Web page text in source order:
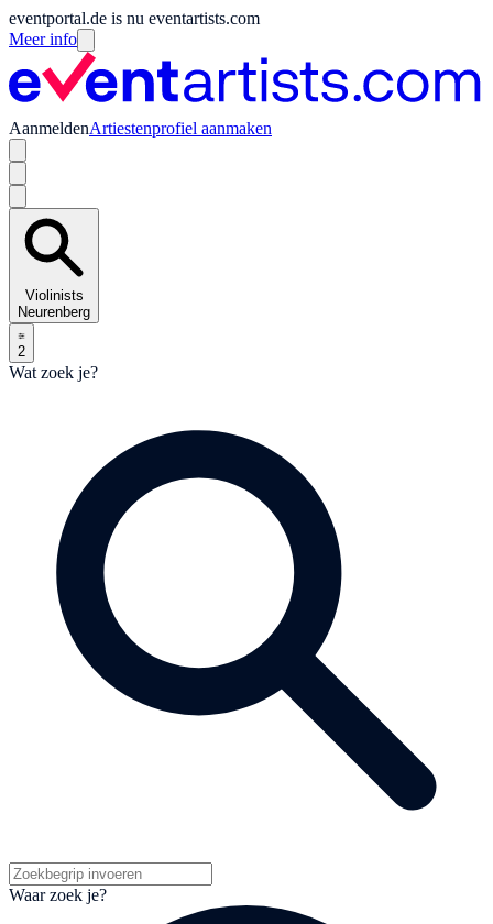
eventportal.de is nu eventartists.com
Meer info
AanmeldenArtiestenprofiel aanmaken
Violinists
Neurenberg
2
Wat zoek je?
Waar zoek je?